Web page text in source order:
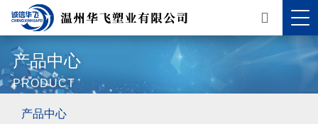
产品中心
PRODUCT
产品中心